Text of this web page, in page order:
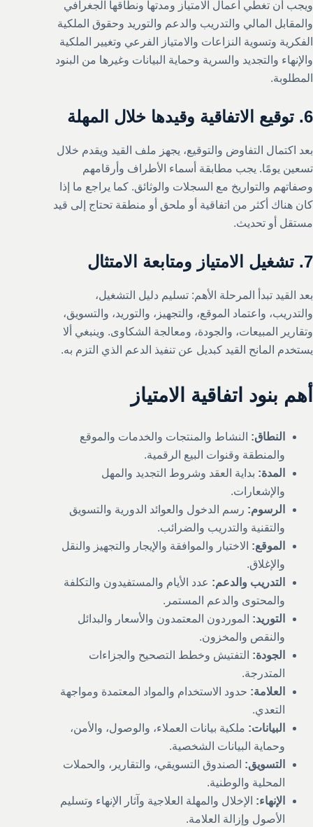
ويجب أن تغطي أعمال الامتياز ومدتها ونطاقها الجغرافي
والمقابل المالي والتدريب والدعم والتوريد وحقوق الملكية
الفكرية وتسوية النزاعات والامتياز الفرعي وتغيير الملكية
والإنهاء والتجديد والسرية وحماية البيانات وغيرها من البنود
المطلوبة.
6. توقيع الاتفاقية وقيدها خلال المهلة
بعد اكتمال التفاوض والتوقيع، يجهز ملف القيد ويقدم خلال
تسعين يومًا. يجب مطابقة أسماء الأطراف وأرقامهم
وصفاتهم والتواريخ مع السجلات والوثائق. كما يراجع ما إذا
كان هناك أكثر من اتفاقية أو ملحق أو منطقة تحتاج إلى قيد
مستقل أو تحديث.
7. تشغيل الامتياز ومتابعة الامتثال
بعد القيد تبدأ المرحلة الأهم: تسليم دليل التشغيل،
والتدريب، واعتماد الموقع، والتجهيز، والتوريد، والتسويق،
وتقارير المبيعات، والجودة، ومعالجة الشكاوى. وينبغي ألا
يستخدم المانح القيد كبديل عن تنفيذ الدعم الذي التزم به.
أهم بنود اتفاقية الامتياز
النطاق: النشاط والمنتجات والخدمات والموقع
والمنطقة وقنوات البيع الرقمية.
المدة: بداية العقد وشروط التجديد والمهل
والإشعارات.
الرسوم: رسم الدخول والعوائد الدورية والتسويق
والتقنية والتدريب والضرائب.
الموقع: الاختيار والموافقة والإيجار والتجهيز والنقل
والإغلاق.
التدريب والدعم: عدد الأيام والمستفيدون والتكلفة
والمحتوى والدعم المستمر.
التوريد: الموردون المعتمدون والأسعار والبدائل
والنقص والمخزون.
الجودة: التفتيش وخطط التصحيح والجزاءات
المتدرجة.
العلامة: حدود الاستخدام والمواد المعتمدة ومواجهة
التعدي.
البيانات: ملكية بيانات العملاء، والوصول، والأمن،
وحماية البيانات الشخصية.
التسويق: الصندوق التسويقي، والتقارير، والحملات
المحلية والوطنية.
الإنهاء: الإخلال والمهلة العلاجية وآثار الإنهاء وتسليم
الأصول وإزالة العلامة.